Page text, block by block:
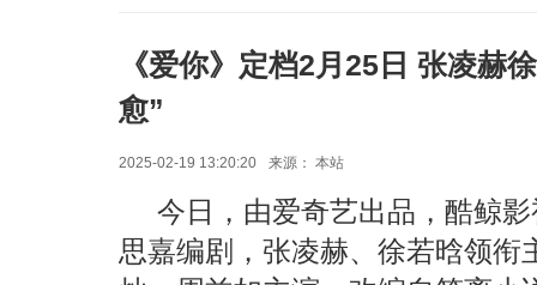
《爱你》定档2月25日 张凌赫
愈”
2025-02-19 13:20:20 来源： 本站
今日，由爱奇艺出品，酷鲸
思嘉编剧，张凌赫、徐若晗领衔